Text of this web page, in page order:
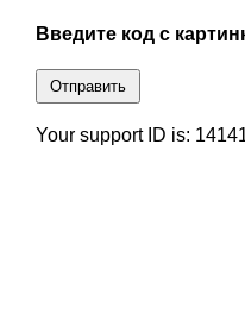
Введите код с
Отправить
Your support ID is: